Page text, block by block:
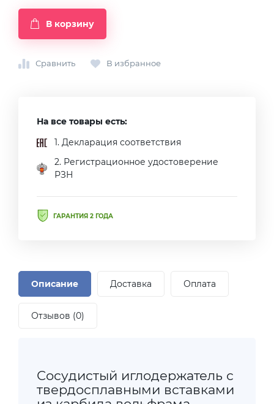
В корзину
Сравнить В избранное
На все товары есть:
1. Декларация соответствия
2. Регистрационное удостоверение
РЗН
ГАРАНТИЯ 2 ГОДА
Описание Доставка Оплата
Отзывов (0)
Сосудистый иглодержатель с
твердосплавными вставками